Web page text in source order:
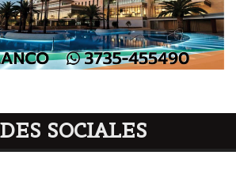
SOCIALES